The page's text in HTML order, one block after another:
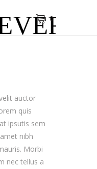
0
auctor
quis
ipsutis sem
nibh
Morbi
nec tellus a